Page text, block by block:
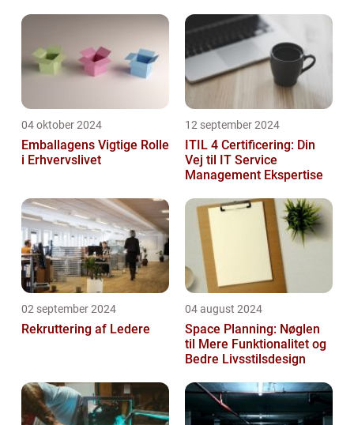
04 oktober 2024
Emballagens Vigtige Rolle
i Erhvervslivet
12 september 2024
ITIL 4 Certificering: Din
Vej til IT Service
Management Ekspertise
02 september 2024
Rekruttering af Ledere
04 august 2024
Space Planning: Nøglen
til Mere Funktionalitet og
Bedre Livsstilsdesign